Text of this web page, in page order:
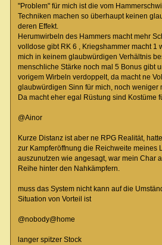
"Problem" für mich ist die vom
Techniken machen so überhaupt keinen
deren Effekt.
Herumwirbeln des Hammers macht mehr
volldose gibt RK 6 , Kriegshammer macht 1
mich in keinem glaubwürdigen Verhältnis
menschliche Stärke noch mal 5 Bonus gibt
vorigem Wirbeln verdoppelt, da macht ne
glaubwürdigen Sinn für mich, noch weniger
Da macht eher egal Rüstung sind Kostüme
@Ainor
Kurze Distanz ist aber ne RPG Realität,
zur Kampferöffnung die Reichweite meines
auszunutzen wie angesagt, war mein Char
Reihe hinter den Nahkämpfern.
muss das System nicht kann auf die
Situation von Vorteil ist
@nobody@home
langer spitzer Stock